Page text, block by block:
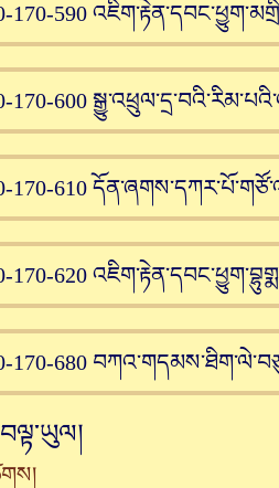
170-590
170-600
170-610
170-620
170-680